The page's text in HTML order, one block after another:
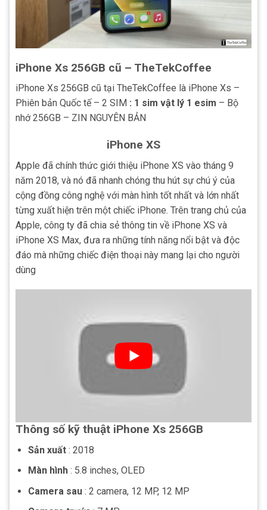
iPhone Xs 256GB cũ – TheTekCoffee
iPhone Xs 256GB cũ tại TheTekCoffee là iPhone Xs –
Phiên bản Quốc tế – 2 SIM : 1 sim vật lý 1 esim – Bộ
nhớ 256GB – ZIN NGUYÊN BẢN
iPhone XS
Apple đã chính thức giới thiệu iPhone XS vào tháng 9
năm 2018, và nó đã nhanh chóng thu hút sự chú ý của
cộng đồng công nghệ với màn hình tốt nhất và lớn nhất
từng xuất hiện trên một chiếc iPhone. Trên trang chủ của
Apple, công ty đã chia sẻ thông tin về iPhone XS và
iPhone XS Max, đưa ra những tính năng nổi bật và độc
đáo mà những chiếc điện thoại này mang lại cho người
dùng
Thông số kỹ thuật iPhone Xs 256GB
Sản xuất: 2018
Màn hình: 5.8 inches, OLED
Camera sau: 2 camera, 12 MP, 12 MP